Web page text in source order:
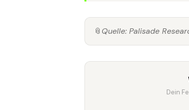
📎 Quelle: Palisade
Dein